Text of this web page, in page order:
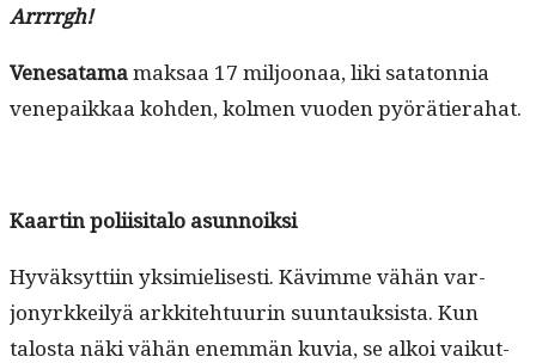
Arrrrgh!
Vene­sa­ta­mamak­saa 17 miljoon­aa, liki sata­ton­nia
vene­paikkaa kohden, kol­men vuo­den pyörätierahat.
Kaartin poli­isi­ta­lo asunnoiksi
Hyväksyt­ti­in yksimielis­es­ti. Kävimme vähän var­
jonyrkkeilyä arkkite­htu­urin suun­tauk­sista. Kun
talosta näki vähän enem­män kuvia, se alkoi vaikut­